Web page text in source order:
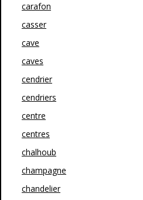
carafon
casser
cave
caves
cendrier
cendriers
centre
centres
chalhoub
champagne
chandelier